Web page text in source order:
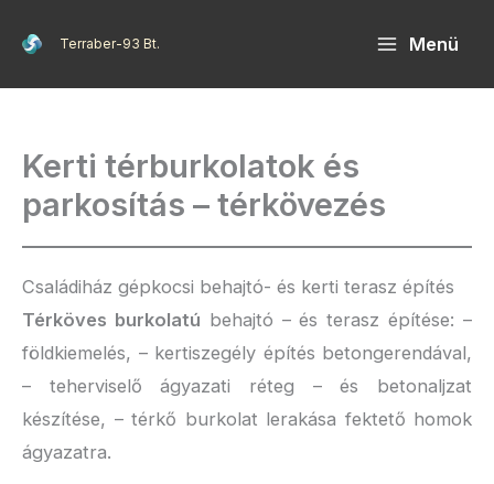
Terraber-93 Bt. Menü
Kerti térburkolatok és
parkosítás – térkövezés
Családiház gépkocsi behajtó- és kerti terasz építés
Térköves burkolatú behajtó – és terasz építése: –
földkiemelés, – kertiszegély építés betongerendával,
– teherviselő ágyazati réteg – és betonaljzat
készítése, – térkő burkolat lerakása fektető homok
ágyazatra.